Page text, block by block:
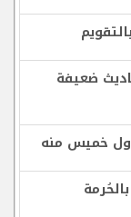
ضعيفة
خميس منه